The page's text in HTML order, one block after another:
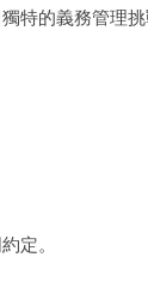
特的義務管理
定。